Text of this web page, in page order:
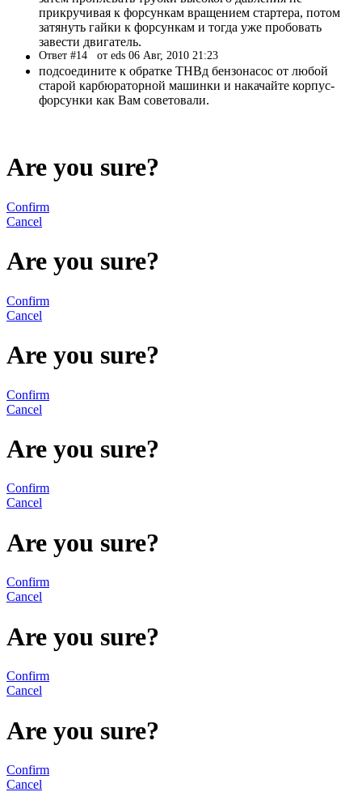
прикручивая к форсункам вращением стартера, потом
затянуть гайки к форсункам и тогда уже пробовать
завести двигатель.
Ответ #14 от eds 06 Авг, 2010 21:23
подсоедините к обратке ТНВд бензонасос от любой
старой карбюраторной машинки и накачайте корпус-
форсунки как Вам советовали.
Are you sure?
Confirm
Cancel
Are you sure?
Confirm
Cancel
Are you sure?
Confirm
Cancel
Are you sure?
Confirm
Cancel
Are you sure?
Confirm
Cancel
Are you sure?
Confirm
Cancel
Are you sure?
Confirm
Cancel